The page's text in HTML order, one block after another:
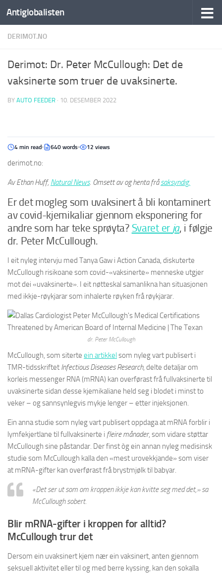
Antiglobalisten
DERIMOT.NO
Derimot: Dr. Peter McCullough: Det de
vaksinerte som truer de uvaksinerte.
BY AUTO FEEDER · 10. DESEMBER 2022
4 min read 640 words 12 views
derimot.no:
Av Ethan Huff, Natural News. Omsett av og henta fråsaksyndig.
Er det mogleg som uvaksinert å bli kontaminert
av covid-kjemikaliar gjennom eksponering for
andre som har teke sprøyta? Svaret er ja, i følgje
dr. Peter McCullough.
I eit nyleg intervju med Tanya Gaw i Action Canada, diskuterte
McCullough risikoane som covid-«vaksinerte» menneske utgjer
mot dei «uvaksinerte». I eit nøtteskal samanlikna han situasjonen
med ikkje-røykjarar som inhalerte røyken frå røykjarar.
dr. Peter McCullough
McCullough, som siterte ein artikkelsom nyleg vart publisert i
TMR-tidsskriftet Infectious Diseases Research, delte detaljar om
korleis messenger RNA (mRNA) kan overførast frå fullvaksinerte til
uvaksinerte sidan desse kjemikaliane held seg i blodet i minst to
veker – og sannsynlegvis mykje lenger – etter injeksjonen.
Ein anna studie som nyleg vart publisert oppdaga at mRNA forblir i
lymfekjertlane til fullvaksinerte i fleire månader, som vidare støttar
McCullough sine påstandar. Der finst òg ein annan nyleg medisinsk
studie som McCullough kalla den «mest urovekkjande» som viser
at mRNA-gifter kan overførast frå brystmjølk til babyar.
«Det ser ut som om kroppen ikkje kan kvitte seg med det,» sa
McCullough sobert.
Blir mRNA-gifter i kroppen for alltid?
McCullough trur det
Dersom ein uvaksinert kjem nær ein vaksinert, anten gjennom
seksuell aktivitet eller til og med berre kyssing, kan den sokalla